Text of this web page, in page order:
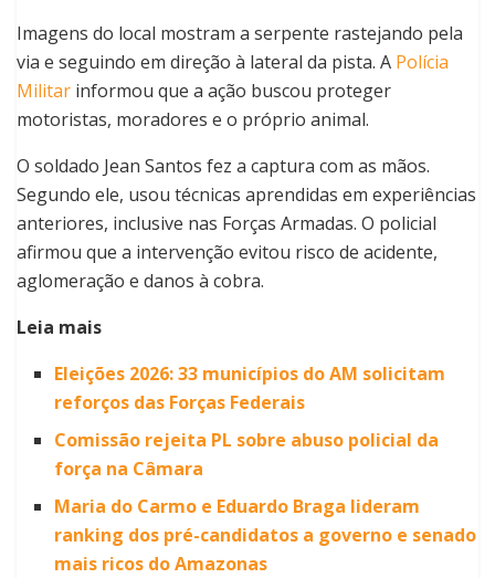
Imagens do local mostram a serpente rastejando pela
via e seguindo em direção à lateral da pista. A Polícia
Militar informou que a ação buscou proteger
motoristas, moradores e o próprio animal.
O soldado Jean Santos fez a captura com as mãos.
Segundo ele, usou técnicas aprendidas em experiências
anteriores, inclusive nas Forças Armadas. O policial
afirmou que a intervenção evitou risco de acidente,
aglomeração e danos à cobra.
Leia mais
Eleições 2026: 33 municípios do AM solicitam
reforços das Forças Federais
Comissão rejeita PL sobre abuso policial da
força na Câmara
Maria do Carmo e Eduardo Braga lideram
ranking dos pré-candidatos a governo e senado
mais ricos do Amazonas